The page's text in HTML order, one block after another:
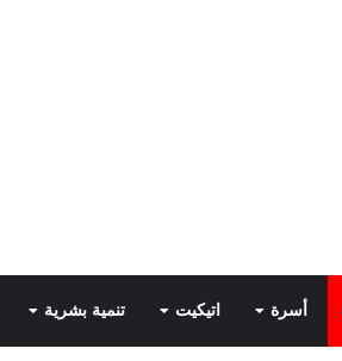
أسرة اتيكيت تنمية بشرية